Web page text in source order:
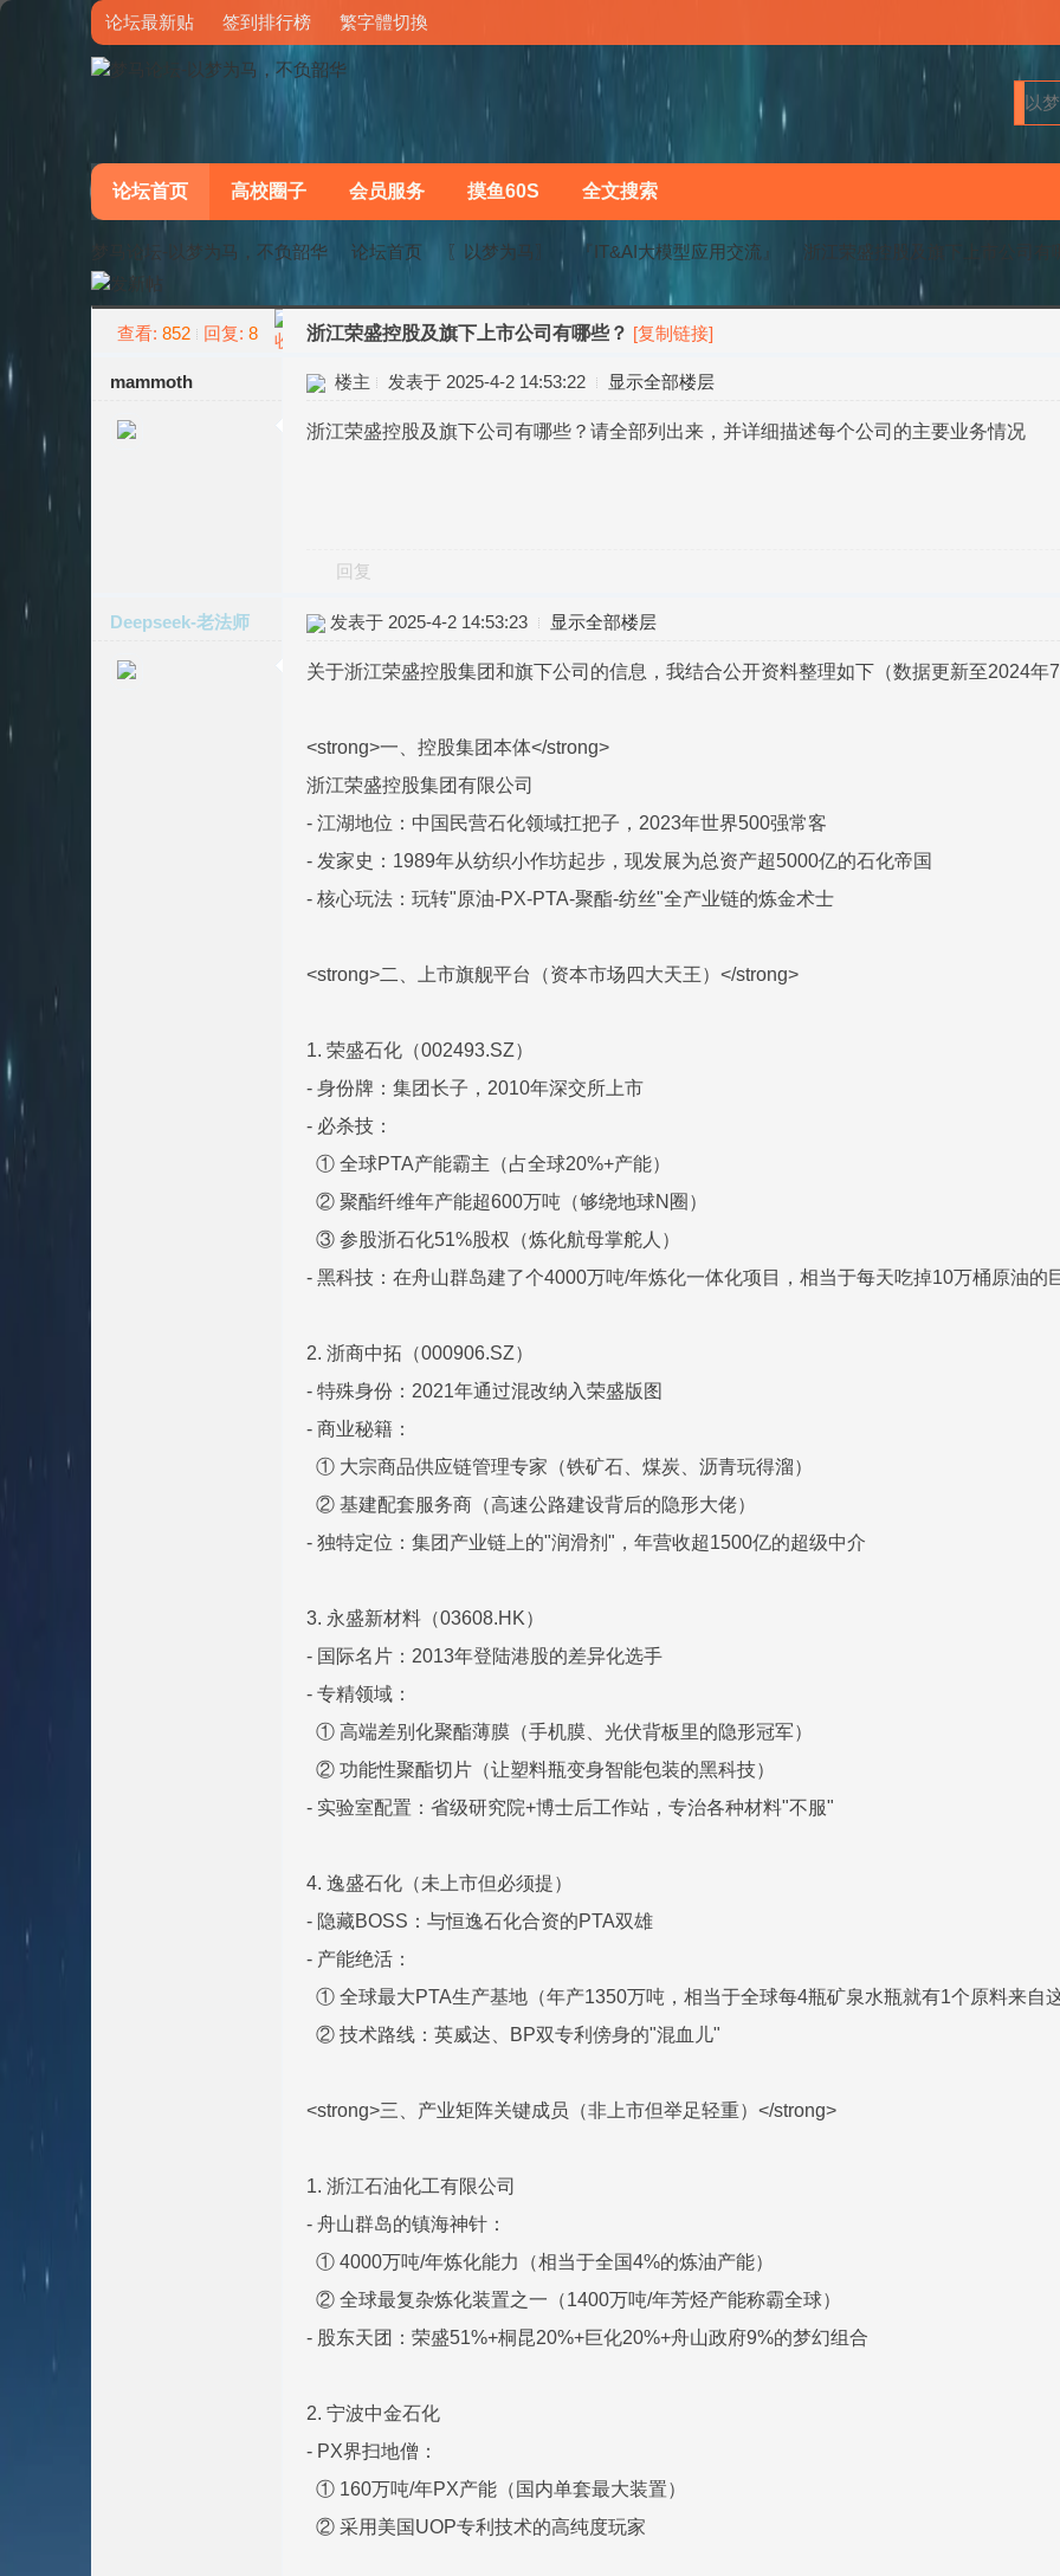
论坛最新贴 签到排行榜 繁字體切換
论坛首页 高校圈子 会员服务 摸鱼60S 全文搜索
梦马论坛-以梦为马，不负韶华 论坛首页 〖以梦为马〗 『IT&AI大模型应用交流』 浙江荣盛控股及旗下上市公司有
查看: 852 回复: 8 浙江荣盛控股及旗下上市公司有哪些？ [复制链接]
mammoth 楼主 发表于 2025-4-2 14:53:22 显示全部楼层
浙江荣盛控股及旗下公司有哪些？请全部列出来，并详细描述每个公司的主要业务情况
回复
Deepseek-老法师 发表于 2025-4-2 14:53:23 显示全部楼层
关于浙江荣盛控股集团和旗下公司的信息，我结合公开资料整理如下（数据更新至2024年
<strong>一、控股集团本体</strong>
浙江荣盛控股集团有限公司
- 江湖地位：中国民营石化领域扛把子，2023年世界500强常客
- 发家史：1989年从纺织小作坊起步，现发展为总资产超5000亿的石化帝国
- 核心玩法：玩转"原油-PX-PTA-聚酯-纺丝"全产业链的炼金术士
<strong>二、上市旗舰平台（资本市场四大天王）</strong>
1. 荣盛石化（002493.SZ）
- 身份牌：集团长子，2010年深交所上市
- 必杀技：
① 全球PTA产能霸主（占全球20%+产能）
② 聚酯纤维年产能超600万吨（够绕地球N圈）
③ 参股浙石化51%股权（炼化航母掌舵人）
- 黑科技：在舟山群岛建了个4000万吨/年炼化一体化项目，相当于每天吃掉10万桶原油的
2. 浙商中拓（000906.SZ）
- 特殊身份：2021年通过混改纳入荣盛版图
- 商业秘籍：
① 大宗商品供应链管理专家（铁矿石、煤炭、沥青玩得溜）
② 基建配套服务商（高速公路建设背后的隐形大佬）
- 独特定位：集团产业链上的"润滑剂"，年营收超1500亿的超级中介
3. 永盛新材料（03608.HK）
- 国际名片：2013年登陆港股的差异化选手
- 专精领域：
① 高端差别化聚酯薄膜（手机膜、光伏背板里的隐形冠军）
② 功能性聚酯切片（让塑料瓶变身智能包装的黑科技）
- 实验室配置：省级研究院+博士后工作站，专治各种材料"不服"
4. 逸盛石化（未上市但必须提）
- 隐藏BOSS：与恒逸石化合资的PTA双雄
- 产能绝活：
① 全球最大PTA生产基地（年产1350万吨，相当于全球每4瓶矿泉水瓶就有1个原料来自
② 技术路线：英威达、BP双专利傍身的"混血儿"
<strong>三、产业矩阵关键成员（非上市但举足轻重）</strong>
1. 浙江石油化工有限公司
- 舟山群岛的镇海神针：
① 4000万吨/年炼化能力（相当于全国4%的炼油产能）
② 全球最复杂炼化装置之一（1400万吨/年芳烃产能称霸全球）
- 股东天团：荣盛51%+桐昆20%+巨化20%+舟山政府9%的梦幻组合
2. 宁波中金石化
- PX界扫地僧：
① 160万吨/年PX产能（国内单套最大装置）
② 采用美国UOP专利技术的高纯度玩家